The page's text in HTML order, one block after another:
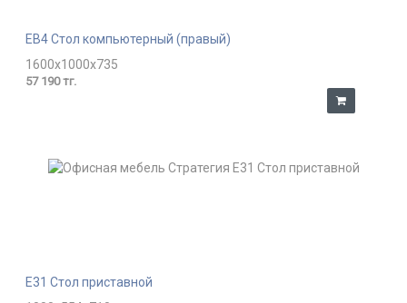
EB4 Стол компьютерный (правый)
1600x1000x735
57 190 тг.
E31 Стол приставной